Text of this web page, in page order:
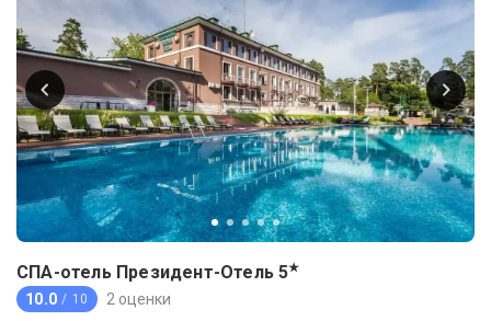
СПА-отель Президент-Отель 5★
10.0 / 10 2 оценки